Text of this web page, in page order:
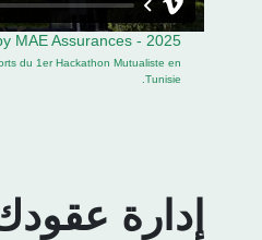
by MAE Assurances - 2025
forts du 1er Hackathon Mutualiste en
إدارة عقودك